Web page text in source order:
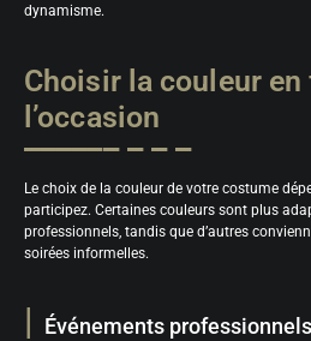
dynamisme.
Choisir la couleur
l’occasion
Le choix de la couleur de votre costume
participez. Certaines couleurs sont plus
professionnels, tandis que d’autres
soirées informelles.
Événements professionnels